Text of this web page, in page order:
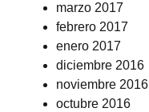
marzo 2017
febrero 2017
enero 2017
diciembre 2016
noviembre 2016
octubre 2016